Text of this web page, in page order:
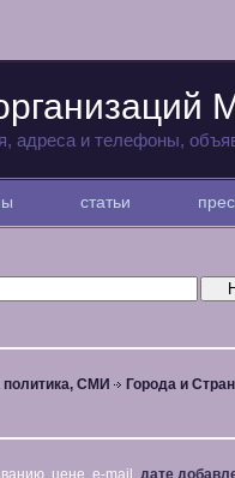
адреса и телефоны,
статьи
СМИ Города и
цене e-mail дате